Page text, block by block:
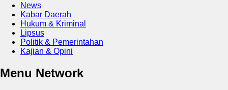
News
Kabar Daerah
Hukum & Kriminal
Lipsus
Politik & Pemerintahan
Kajian & Opini
Menu Network